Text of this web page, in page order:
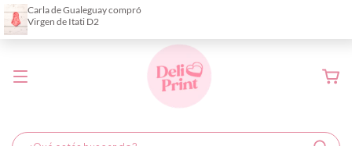
Demora de fabricación hasta 6 días hábiles